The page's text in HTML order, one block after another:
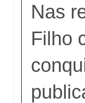
Nas
Filho